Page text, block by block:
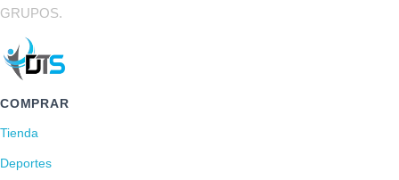
GRUPOS.
COMPRAR
Tienda
Deportes